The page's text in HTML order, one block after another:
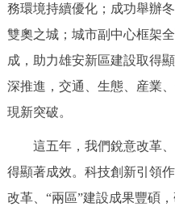
務環境持續優化；成功舉辦
雙奧之城；城市副中心框架
成，助力雄安新區建設取得
深推進，交通、生態、産業
現新突破。
這五年，我們銳意改革、
得顯著成效。科技創新引領
改革、“兩區”建設成果豐碩